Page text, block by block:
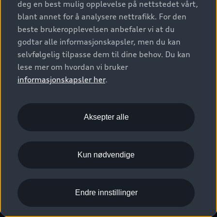
S/RS
Konseptbiler og prototyper
Prislister
Leasing
Bilgarantier
Audi Forsikring
Verkstedtjenester
Functions on demand
Kom i gang med myAudi
Kundeservice
Nyhetsbrev
Presse
Karriere
Bli sertifisert merkeverksted
Autoretur
Åpenhetsloven
© 2026 AUDI NORGE. All Rights Reserved.
Imprint Ansvarserklæring
Personvern
Informasjonskapsler (cookies)
Juridisk informasjon AUDI AG
deg en best mulig opplevelse på nettstedet vårt,
blant annet for å analysere nettrafikk. For den
beste brukeropplevelsen anbefaler vi at du
godtar alle informasjonskapsler, men du kan
selvfølgelig tilpasse dem til dine behov. Du kan
lese mer om hvordan vi bruker
informasjonskapsler her.
Aksepter alle
Kun nødvendige
Endre innstillinger